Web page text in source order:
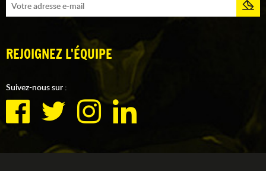
REJOIGNEZ L'ÉQUIPE
Suivez-nous sur :